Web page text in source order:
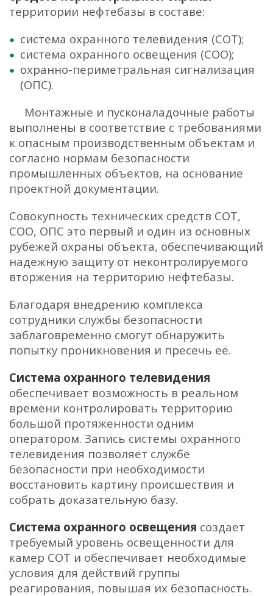
территории нефтебазы в составе:
система охранного телевидения (СОТ);
система охранного освещения (СОО);
охранно-периметральная сигнализация
(ОПС).
Монтажные и пусконаладочные работы
выполнены в соответствие с требованиями
к опасным производственным объектам и
согласно нормам безопасности
промышленных объектов, на основание
проектной документации.
Совокупность технических средств СОТ,
СОО, ОПС это первый и один из основных
рубежей охраны объекта, обеспечивающий
надежную защиту от неконтролируемого
вторжения на территорию нефтебазы.
Благодаря внедрению комплекса
сотрудники службы безопасности
заблаговременно смогут обнаружить
попытку проникновения и пресечь её.
Система охранного телевидения
обеспечивает возможность в реальном
времени контролировать территорию
большой протяженности одним
оператором. Запись системы охранного
телевидения позволяет службе
безопасности при необходимости
восстановить картину происшествия и
собрать доказательную базу.
Система охранного освещения создает
требуемый уровень освещенности для
камер СОТ и обеспечивает необходимые
условия для действий группы
реагирования, повышая их безопасность.